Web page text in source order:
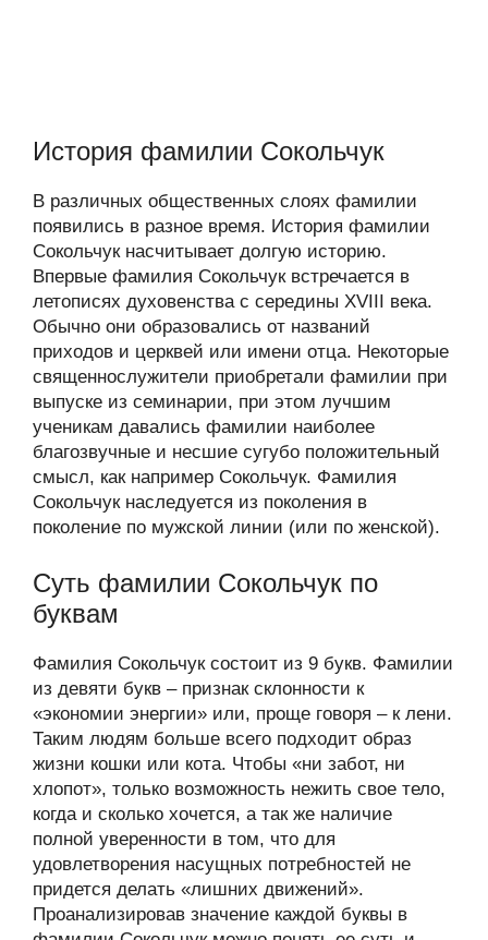
История фамилии Сокольчук
В различных общественных слоях фамилии
появились в разное время. История фамилии
Сокольчук насчитывает долгую историю.
Впервые фамилия Сокольчук встречается в
летописях духовенства с середины XVIII века.
Обычно они образовались от названий
приходов и церквей или имени отца. Некоторые
священнослужители приобретали фамилии при
выпуске из семинарии, при этом лучшим
ученикам давались фамилии наиболее
благозвучные и несшие сугубо положительный
смысл, как например Сокольчук. Фамилия
Сокольчук наследуется из поколения в
поколение по мужской линии (или по женской).
Суть фамилии Сокольчук по
буквам
Фамилия Сокольчук состоит из 9 букв. Фамилии
из девяти букв – признак склонности к
«экономии энергии» или, проще говоря – к лени.
Таким людям больше всего подходит образ
жизни кошки или кота. Чтобы «ни забот, ни
хлопот», только возможность нежить свое тело,
когда и сколько хочется, а так же наличие
полной уверенности в том, что для
удовлетворения насущных потребностей не
придется делать «лишних движений».
Проанализировав значение каждой буквы в